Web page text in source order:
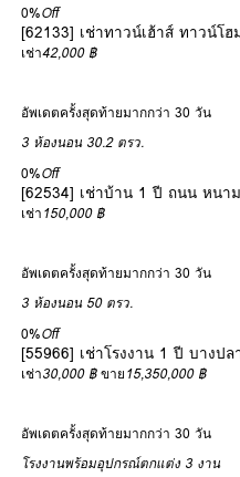
0%Off
[62133] เช่าทาวน์เฮ้าส์ ทาวน์โ
เช่า42,000 ฿
อัพเดตครั้งสุดท้ายมากกว่า 30 วัน
3 ห้องนอน 30.2 ตรว.
0%Off
[62534] เช่าบ้าน 1 ปี ถนน หนา
เช่า150,000 ฿
อัพเดตครั้งสุดท้ายมากกว่า 30 วัน
3 ห้องนอน 50 ตรว.
0%Off
[55966] เช่าโรงงาน 1 ปี บางป
เช่า30,000 ฿ ขาย15,350,000 ฿
อัพเดตครั้งสุดท้ายมากกว่า 30 วัน
โรงงานพร้อมอุปกรณ์ตกแต่ง 3 งาน